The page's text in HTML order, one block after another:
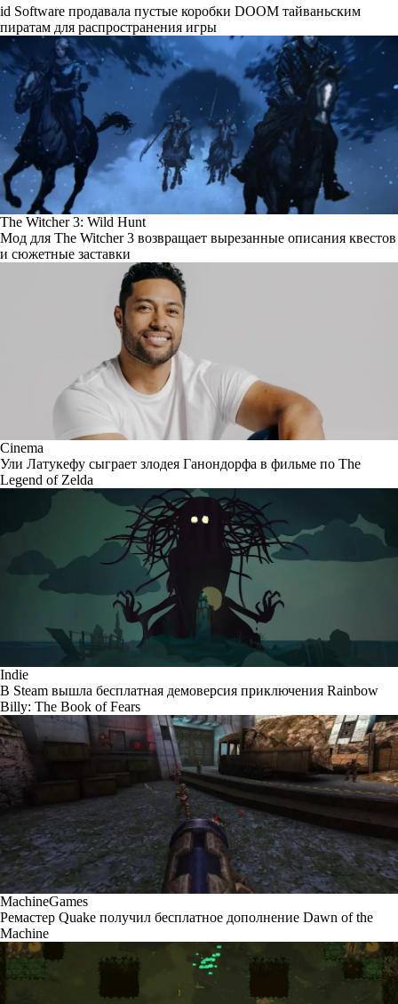
id Software продавала пустые коробки DOOM тайваньским
пиратам для распространения игры
The Witcher 3: Wild Hunt
Мод для The Witcher 3 возвращает вырезанные описания квестов
и сюжетные заставки
Cinema
Ули Латукефу сыграет злодея Ганондорфа в фильме по The
Legend of Zelda
Indie
В Steam вышла бесплатная демоверсия приключения Rainbow
Billy: The Book of Fears
MachineGames
Ремастер Quake получил бесплатное дополнение Dawn of the
Machine